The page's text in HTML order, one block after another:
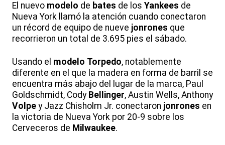
El nuevo modelo de bates de los Yankees de
Nueva York llamó la atención cuando conectaron
un récord de equipo de nueve jonrones que
recorrieron un total de 3.695 pies el sábado.
Usando el modelo Torpedo, notablemente
diferente en el que la madera en forma de barril se
encuentra más abajo del lugar de la marca, Paul
Goldschmidt, Cody Bellinger, Austin Wells, Anthony
Volpe y Jazz Chisholm Jr. conectaron jonrones en
la victoria de Nueva York por 20-9 sobre los
Cerveceros de Milwaukee.